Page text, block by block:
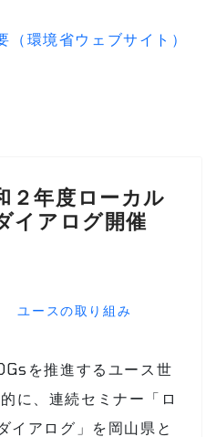
（環境省ウェブサイト）
２年度ローカル
イアログ開催
ユースの取り組み
を推進するユース世
に、連続セミナー「ロ
イアログ」を岡山県と